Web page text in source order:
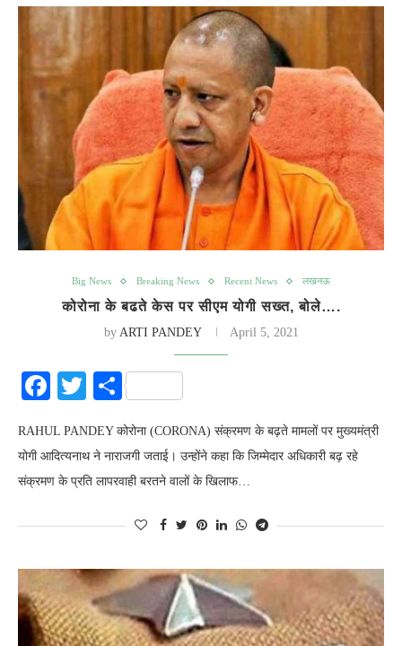
Big News Breaking News Recent News लखनऊ
कोरोना के बढते केस पर सीएम योगी सख्त, बोले….
by ARTI PANDEY April 5, 2021
Facebook
Twitter
Share
RAHUL PANDEY कोरोना (CORONA) संक्रमण के बढ़ते मामलों पर मुख्यमंत्री
योगी आदित्यनाथ ने नाराजगी जताई। उन्होंने कहा कि जिम्मेदार अधिकारी बढ़ रहे
संक्रमण के प्रति लापरवाही बरतने वालों के खिलाफ…